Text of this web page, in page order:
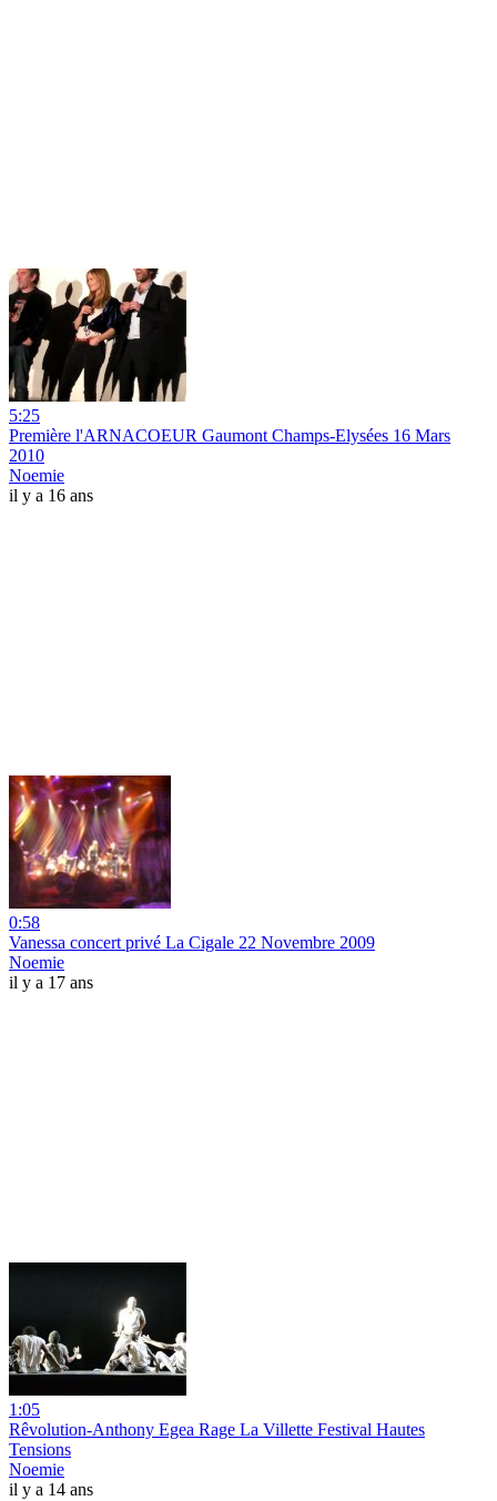
5:25
Première l'ARNACOEUR Gaumont Champs-Elysées 16 Mars
2010
Noemie
il y a 16 ans
0:58
Vanessa concert privé La Cigale 22 Novembre 2009
Noemie
il y a 17 ans
1:05
Rêvolution-Anthony Egea Rage La Villette Festival Hautes
Tensions
Noemie
il y a 14 ans